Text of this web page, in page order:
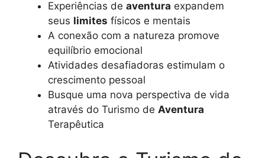
Experiências de aventura expandem
seus limites físicos e mentais
A conexão com a natureza promove
equilíbrio emocional
Atividades desafiadoras estimulam o
crescimento pessoal
Busque uma nova perspectiva de vida
através do Turismo de Aventura
Terapêutica